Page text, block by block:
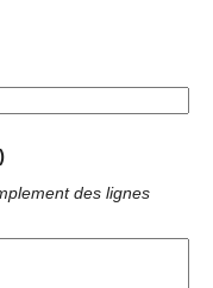
des lignes